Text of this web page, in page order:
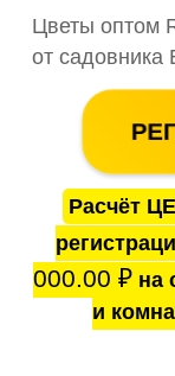
Цветы оптом
от садовника
Расчёт
000.00 ₽на
и